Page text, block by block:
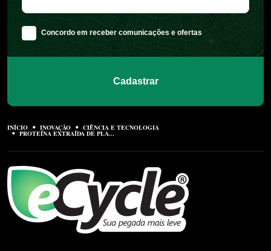
Concordo em receber comunicações e ofertas
Cadastrar
INÍCIO INOVAÇÃO CIÊNCIA E TECNOLOGIA
PROTEÍNA EXTRAÍDA DE PLA...